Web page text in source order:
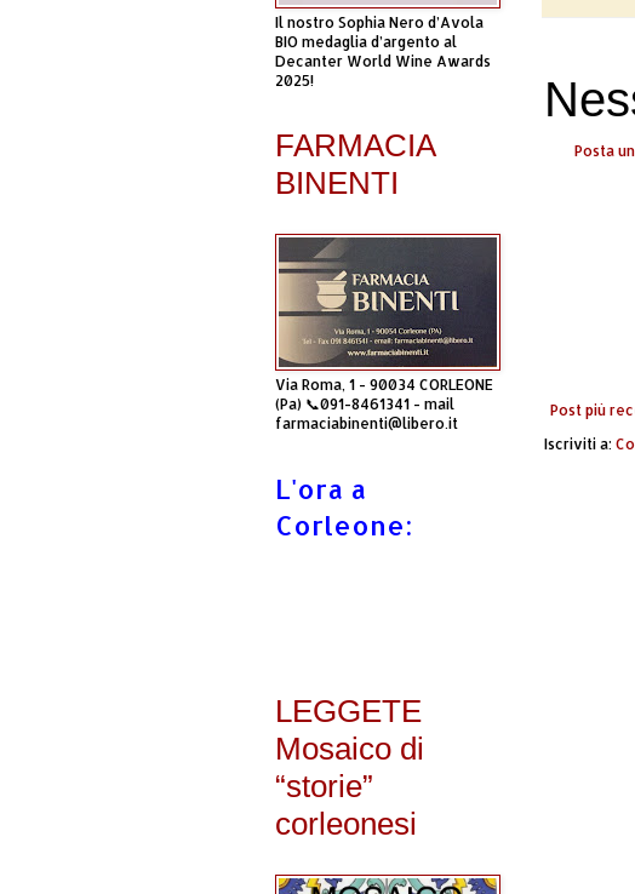
Posta
Post più
Iscriviti a:
Il nostro Sophia Nero d’Avola
BIO medaglia d’argento al
Decanter World Wine Awards
2025!
FARMACIA
BINENTI
Via Roma, 1 - 90034 CORLEONE
(Pa) 📞091-8461341 - mail
farmaciabinenti@libero.it
L'ora a
Corleone:
LEGGETE
Mosaico di
“storie”
corleonesi